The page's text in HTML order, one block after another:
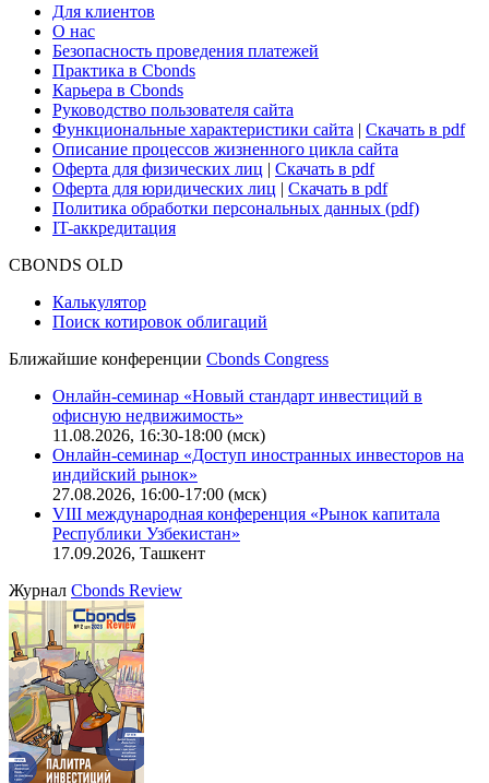
Для клиентов
О нас
Безопасность проведения платежей
Практика в Cbonds
Карьера в Cbonds
Руководство пользователя сайта
Функциональные характеристики сайта | Скачать в pdf
Описание процессов жизненного цикла сайта
Оферта для физических лиц | Скачать в pdf
Оферта для юридических лиц | Скачать в pdf
Политика обработки персональных данных (pdf)
IT-аккредитация
CBONDS OLD
Калькулятор
Поиск котировок облигаций
Ближайшие конференции Cbonds Congress
Онлайн-семинар «Новый стандарт инвестиций в
офисную недвижимость»
11.08.2026, 16:30-18:00 (мск)
Онлайн-семинар «Доступ иностранных инвесторов на
индийский рынок»
27.08.2026, 16:00-17:00 (мск)
VIII международная конференция «Рынок капитала
Республики Узбекистан»
17.09.2026, Ташкент
Журнал Cbonds Review